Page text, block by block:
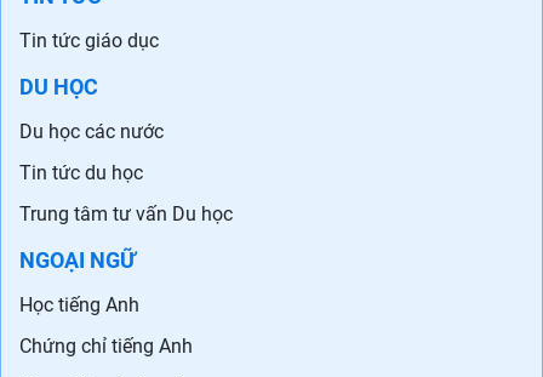
Tin tức giáo dục
DU HỌC
Du học các nước
Tin tức du học
Trung tâm tư vấn Du học
NGOẠI NGỮ
Học tiếng Anh
Chứng chỉ tiếng Anh